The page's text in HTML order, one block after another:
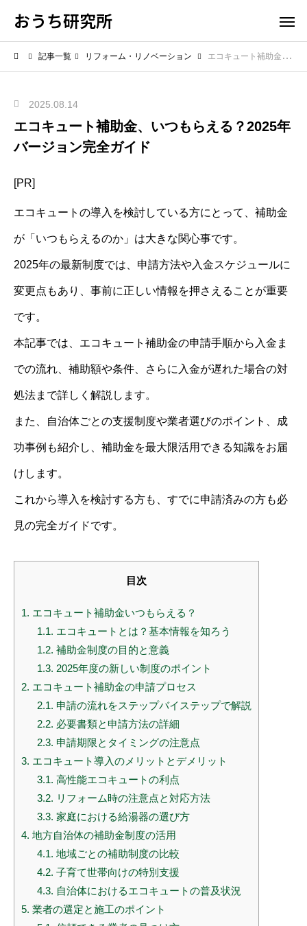
おうち研究所
記事一覧 リフォーム・リノベーション エコキュート補助金、いつもらえる？2025年バージョン完全ガイド
2025.08.14
エコキュート補助金、いつもらえる？2025年
バージョン完全ガイド
[PR]
エコキュートの導入を検討している方にとって、補助金
が「いつもらえるのか」は大きな関心事です。
2025年の最新制度では、申請方法や入金スケジュールに
変更点もあり、事前に正しい情報を押さえることが重要
です。
本記事では、エコキュート補助金の申請手順から入金ま
での流れ、補助額や条件、さらに入金が遅れた場合の対
処法まで詳しく解説します。
また、自治体ごとの支援制度や業者選びのポイント、成
功事例も紹介し、補助金を最大限活用できる知識をお届
けします。
これから導入を検討する方も、すでに申請済みの方も必
見の完全ガイドです。
目次
1. エコキュート補助金いつもらえる？
1.1. エコキュートとは？基本情報を知ろう
1.2. 補助金制度の目的と意義
1.3. 2025年度の新しい制度のポイント
2. エコキュート補助金の申請プロセス
2.1. 申請の流れをステップバイステップで解説
2.2. 必要書類と申請方法の詳細
2.3. 申請期限とタイミングの注意点
3. エコキュート導入のメリットとデメリット
3.1. 高性能エコキュートの利点
3.2. リフォーム時の注意点と対応方法
3.3. 家庭における給湯器の選び方
4. 地方自治体の補助金制度の活用
4.1. 地域ごとの補助制度の比較
4.2. 子育て世帯向けの特別支援
4.3. 自治体におけるエコキュートの普及状況
5. 業者の選定と施工のポイント